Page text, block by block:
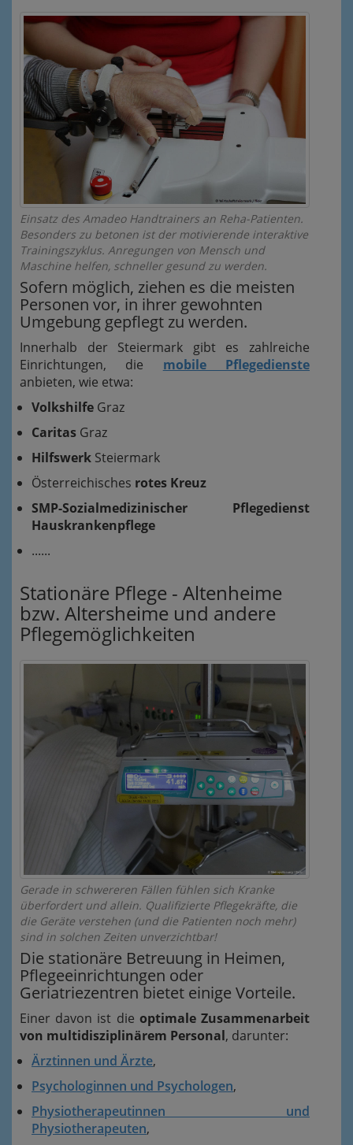
Einsatz des Amadeo Handtrainers an Reha-Patienten.
Besonders zu betonen ist der motivierende interaktive
Trainingszyklus. Anregungen von Mensch und
Maschine helfen, schneller gesund zu werden.
Sofern möglich, ziehen es die meisten
Personen vor, in ihrer gewohnten
Umgebung gepflegt zu werden.
Innerhalb der Steiermark gibt es zahlreiche
Einrichtungen, die mobile Pflegedienste
anbieten, wie etwa:
Volkshilfe Graz
Caritas Graz
Hilfswerk Steiermark
Österreichisches rotes Kreuz
SMP-Sozialmedizinischer Pflegedienst
Hauskrankenpflege
......
Stationäre Pflege - Altenheime
bzw. Altersheime und andere
Pflegemöglichkeiten
Gerade in schwereren Fällen fühlen sich Kranke
überfordert und allein. Qualifizierte Pflegekräfte, die
die Geräte verstehen (und die Patienten noch mehr)
sind in solchen Zeiten unverzichtbar!
Die stationäre Betreuung in Heimen,
Pflegeeinrichtungen oder
Geriatriezentren bietet einige Vorteile.
Einer davon ist die optimale Zusammenarbeit
von multidisziplinärem Personal, darunter:
Ärztinnen und Ärzte,
Psychologinnen und Psychologen,
Physiotherapeutinnen und
Physiotherapeuten,